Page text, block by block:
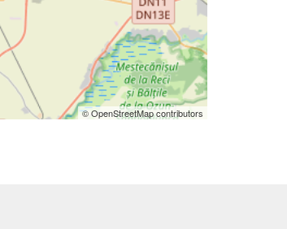
© OpenStreetMap contributors